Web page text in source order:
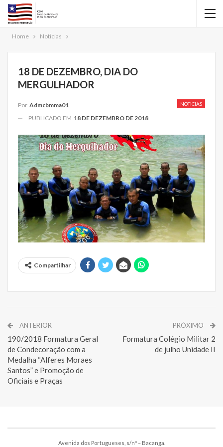
Home Noticias
18 DE DEZEMBRO, DIA DO
MERGULHADOR
NOTICIAS
Por Admcbmma01
PUBLICADO EM 18 DE DEZEMBRO DE 2018
Compartilhar
ANTERIOR
190/2018 Formatura Geral
de Condecoração com a
Medalha “Alferes Moraes
Santos” e Promoção de
Oficiais e Praças
PRÓXIMO
Formatura Colégio Militar 2
de julho Unidade II
Avenida dos Portugueses, s/nº – Bacanga.